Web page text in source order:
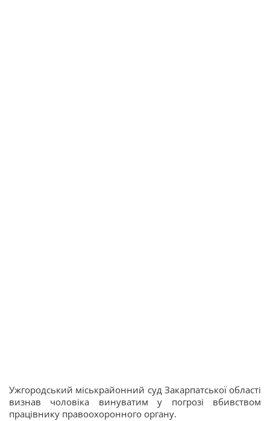
Ужгородський міськрайонний суд Закарпатської області
визнав чоловіка винуватим у погрозі вбивством
працівнику правоохоронного органу.